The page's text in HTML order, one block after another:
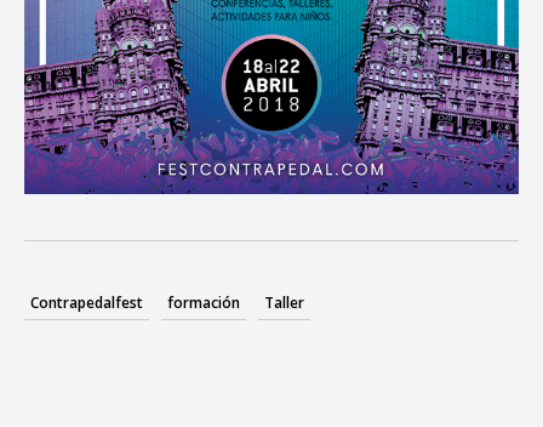
Contrapedalfest formación Taller